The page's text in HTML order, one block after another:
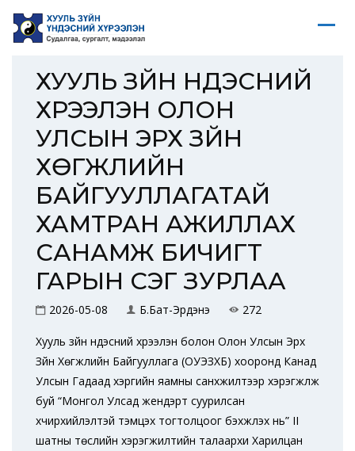
ХУУЛЬ ЗҮЙН ҮНДЭСНИЙ
ХҮРЭЭЛЭН ОЛОН
УЛСЫН ЭРХ ЗҮЙН
ХӨГЖЛИЙН
БАЙГУУЛЛАГАТАЙ
ХАМТРАН АЖИЛЛАХ
САНАМЖ БИЧИГТ
ГАРЫН ҮСЭГ ЗУРЛАА
2026-05-08 Б.Бат-Эрдэнэ 272
Хууль зүйн үндэсний хүрээлэн болон Олон Улсын Эрх
Зүйн Хөгжлийн Байгууллага (ОУЭЗХБ) хооронд Канад
Улсын Гадаад хэргийн яамны санхүүжилтээр хэрэгжүүлж
буй “Монгол Улсад жендэрт суурилсан
хүчирхийлэлтэй тэмцэх тогтолцоог бэхжүүлэх нь” II
шатны төслийн хэрэгжилтийн талаархи Харилцан